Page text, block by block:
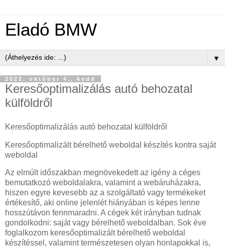
Eladó BMW
▼
2022. október 4., kedd
Keresőoptimalizálás autó behozatal
külföldről
Keresőoptimalizálás autó behozatal külföldről
Keresőoptimalizált bérelhető weboldal készítés kontra saját
weboldal
Az elmúlt időszakban megnövekedett az igény a céges
bemutatkozó weboldalakra, valamint a webáruházakra,
hiszen egyre kevesebb az a szolgáltató vagy termékeket
értékesítő, aki online jelenlét hiányában is képes lenne
hosszútávon fennmaradni. A cégek két irányban tudnak
gondolkodni: saját vagy bérelhető weboldalban. Sok éve
foglalkozom keresőoptimalizált bérelhető weboldal
készítéssel, valamint természetesen olyan honlapokkal is,